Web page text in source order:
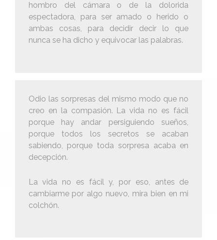
hombro del cámara o de la dolorida
espectadora, para ser amado o herido o
ambas cosas, para decidir decir lo que
nunca se ha dicho y equivocar las palabras.
Odio las sorpresas del mismo modo que no
creo en la compasión. La vida no es fácil
porque hay andar persiguiendo sueños,
porque todos los secretos se acaban
sabiendo, porque toda sorpresa acaba en
decepción.
La vida no es fácil y, por eso, antes de
cambiarme por algo nuevo, mira bien en mi
colchón.